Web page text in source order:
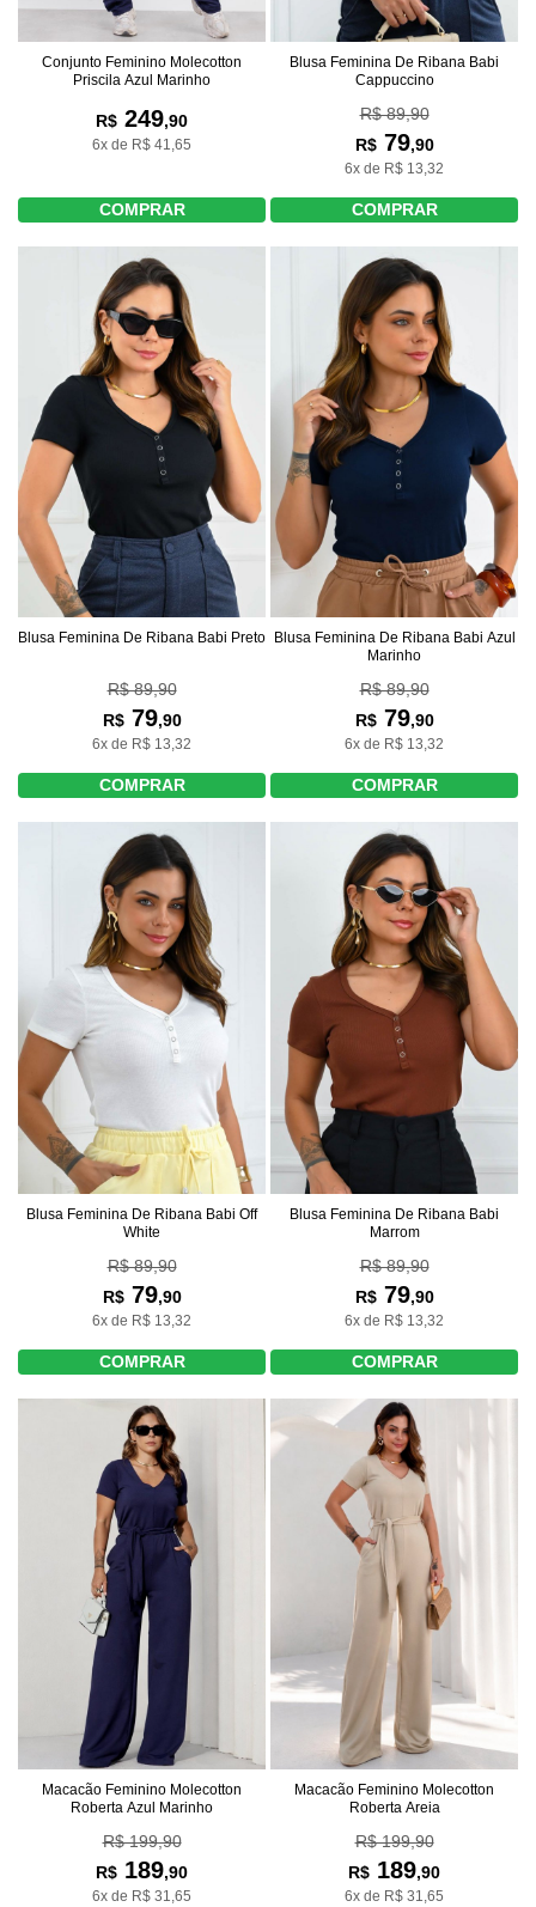
Conjunto Feminino Molecotton
Priscila Azul Marinho
R$ 249,90
6x de R$ 41,65
COMPRAR
Blusa Feminina De Ribana Babi
Cappuccino
R$ 89,90
R$79,90
6x de R$ 13,32
COMPRAR
Blusa Feminina De Ribana Babi Preto
R$ 89,90
R$79,90
6x de R$ 13,32
COMPRAR
Blusa Feminina De Ribana Babi Azul
Marinho
R$ 89,90
R$79,90
6x de R$ 13,32
COMPRAR
Blusa Feminina De Ribana Babi Off
White
R$ 89,90
R$79,90
6x de R$ 13,32
COMPRAR
Blusa Feminina De Ribana Babi
Marrom
R$ 89,90
R$79,90
6x de R$ 13,32
COMPRAR
Macacão Feminino Molecotton
Roberta Azul Marinho
R$ 199,90
R$ 189,90
6x de R$ 31,65
Macacão Feminino Molecotton
Roberta Areia
R$ 199,90
R$ 189,90
6x de R$ 31,65